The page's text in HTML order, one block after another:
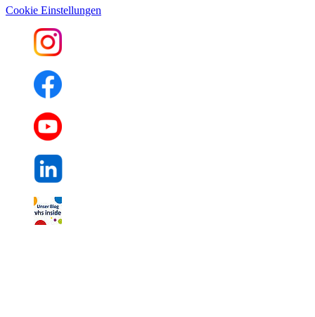
Cookie Einstellungen